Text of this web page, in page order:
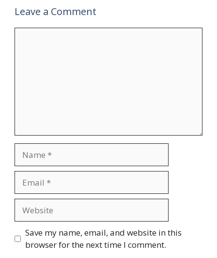
Leave a Comment
Save my name, email, and website in this
browser for the next time I comment.